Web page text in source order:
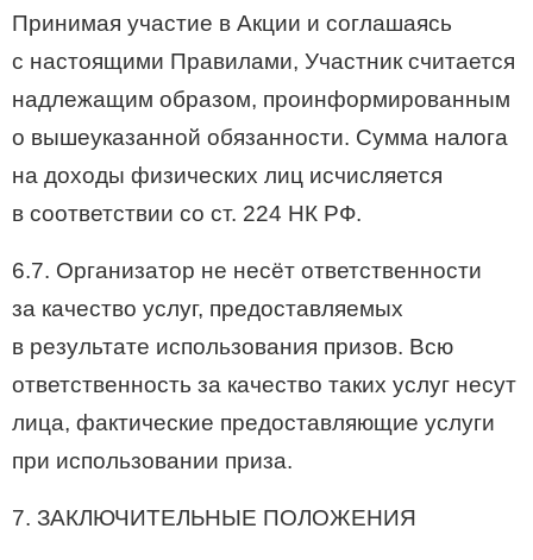
Принимая участие в Акции и соглашаясь
с настоящими Правилами, Участник считается
надлежащим образом, проинформированным
о вышеуказанной обязанности. Сумма налога
на доходы физических лиц исчисляется
в соответствии со ст. 224 НК РФ.
6.7. Организатор не несёт ответственности
за качество услуг, предоставляемых
в результате использования призов. Всю
ответственность за качество таких услуг несут
лица, фактические предоставляющие услуги
при использовании приза.
7. ЗАКЛЮЧИТЕЛЬНЫЕ ПОЛОЖЕНИЯ